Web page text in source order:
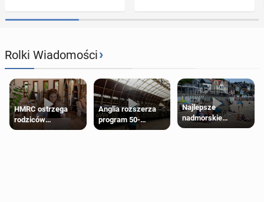
Rolki Wiadomości›
HMRC ostrzega
rodziców
pobierających Child
Anglia rozszerza
program 50-
procentowych
Najlepsze
nadmorskie
miasteczko blisko